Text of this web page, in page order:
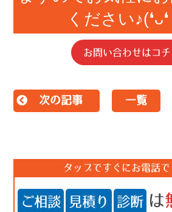
お問い合わせはコチ
次の記事 一覧
タップですぐにお電話で
ご相談 見積り 診断 は